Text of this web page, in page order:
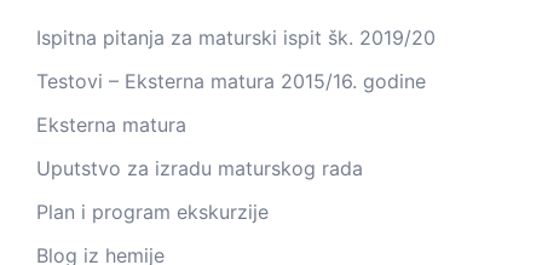
Ispitna pitanja za maturski ispit šk. 2019/20
Testovi – Eksterna matura 2015/16. godine
Eksterna matura
Uputstvo za izradu maturskog rada
Plan i program ekskurzije
Blog iz hemije